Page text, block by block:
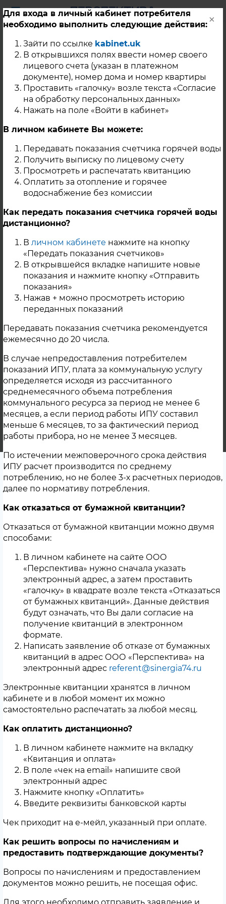
Для входа в личный кабинет потребителя
необходимо выполнить следующие действия:
Зайти по ссылке kabinet.uk
В открывшихся полях ввести номер своего
лицевого счета (указан в платежном
документе), номер дома и номер квартиры
Проставить «галочку» возле текста «Согласие
на обработку персональных данных»
Нажать на поле «Войти в кабинет»
В личном кабинете Вы можете:
Передавать показания счетчика горячей воды
Получить выписку по лицевому счету
Просмотреть и распечатать квитанцию
Оплатить за отопление и горячее
водоснабжение без комиссии
Как передать показания счетчика горячей воды
дистанционно?
В личном кабинете нажмите на кнопку
«Передать показания счетчиков»
В открывшейся вкладке напишите новые
показания и нажмите кнопку «Отправить
показания»
Нажав + можно просмотреть историю
переданных показаний
Передавать показания счетчика рекомендуется
ежемесячно до 20 числа.
В случае непредоставления потребителем
показаний ИПУ, плата за коммунальную услугу
определяется исходя из рассчитанного
среднемесячного объема потребления
коммунального ресурса за период не менее 6
месяцев, а если период работы ИПУ составил
меньше 6 месяцев, то за фактический период
работы прибора, но не менее 3 месяцев.
По истечении межповерочного срока действия
ИПУ расчет производится по среднему
потреблению, но не более 3-х расчетных периодов,
далее по нормативу потребления.
Как отказаться от бумажной квитанции?
Отказаться от бумажной квитанции можно двумя
способами:
В личном кабинете на сайте ООО
«Перспектива» нужно сначала указать
электронный адрес, а затем проставить
«галочку» в квадрате возле текста «Отказаться
от бумажных квитанций». Данные действия
будут означать, что Вы дали согласие на
получение квитанций в электронном
формате.
Написать заявление об отказе от бумажных
квитанций в адрес ООО «Перспектива» на
электронный адрес referent@sinergia74.ru
Электронные квитанции хранятся в личном
кабинете и в любой момент их можно
самостоятельно распечатать за любой месяц.
Как оплатить дистанционно?
В личном кабинете нажмите на вкладку
«Квитанция и оплата»
В поле «чек на email» напишите свой
электронный адрес
Нажмите кнопку «Оплатить»
Введите реквизиты банковской карты
Чек приходит на е-мейл, указанный при оплате.
Как решить вопросы по начислениям и
предоставить подтверждающие документы?
Вопросы по начислениям и предоставлением
документов можно решить, не посещая офис.
×
Уважаемые
потребители тепловой
энергии с. Миасское!
17 Мая 2024
Доводим до Вашего сведения, что с 23.05.24г.
планируется проведение гидравлических испытаний
прекращена подача теплоносителя на нужды ГВС
потребителей до окончания работ.
с. Миасское
Контактная информация